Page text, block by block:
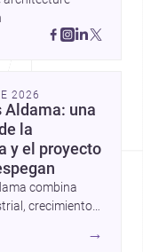
2026
Aldama: una
la
y el proyecto
combina
crecimiento
profesional
es un destino muy
→